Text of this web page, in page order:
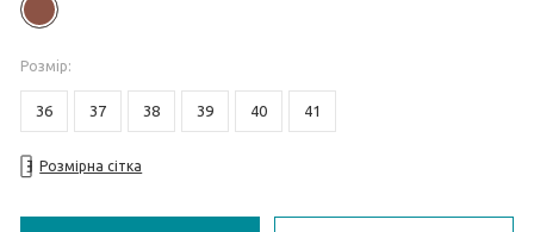
Розмiр:
36 37 38 39 40 41
Розмірна сітка